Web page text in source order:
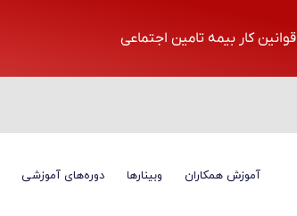
قوانین کار بیمه تامین اجتماعی
آموزش همکاران وبینارها دوره‌های آموزشی